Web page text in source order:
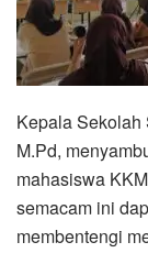
Kepala Sekolah
M.Pd,
mahasiswa
semacam ini
membentengi